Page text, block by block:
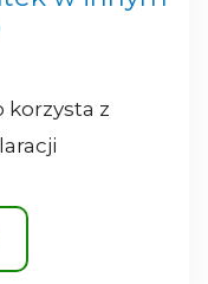
korzysta z